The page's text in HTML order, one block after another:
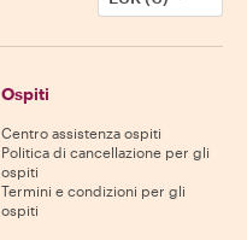
Ospiti
Centro assistenza ospiti
Politica di cancellazione per gli
ospiti
Termini e condizioni per gli
ospiti